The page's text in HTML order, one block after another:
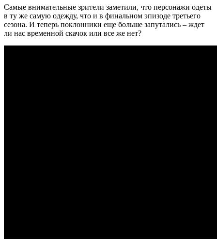
Самые внимательные зрители заметили, что персонажи одеты
в ту же самую одежду, что и в финальном эпизоде третьего
сезона. И теперь поклонники еще больше запутались – ждет
ли нас временной скачок или все же нет?